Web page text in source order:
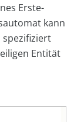
Erste-
kann
spezifiziert
Entität